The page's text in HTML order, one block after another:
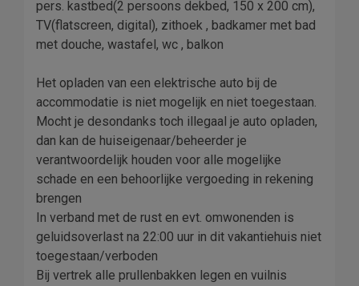
pers. kastbed(2 persoons dekbed, 150 x 200 cm),
TV(flatscreen, digital), zithoek , badkamer met bad
met douche, wastafel, wc , balkon
Het opladen van een elektrische auto bij de
accommodatie is niet mogelijk en niet toegestaan.
Mocht je desondanks toch illegaal je auto opladen,
dan kan de huiseigenaar/beheerder je
verantwoordelijk houden voor alle mogelijke
schade en een behoorlijke vergoeding in rekening
brengen
In verband met de rust en evt. omwonenden is
geluidsoverlast na 22:00 uur in dit vakantiehuis niet
toegestaan/verboden
Bij vertrek alle prullenbakken legen en vuilnis